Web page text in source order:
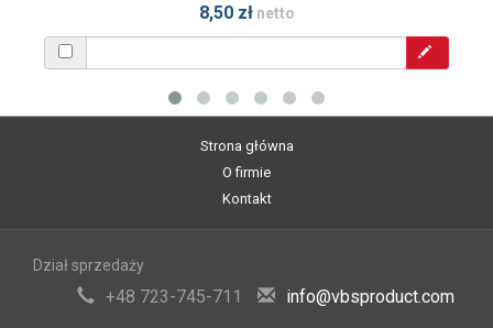
8,50 złnetto
Strona główna
O firmie
Kontakt
Dział sprzedaży
+48 723-745-711 info@vbsproduct.com